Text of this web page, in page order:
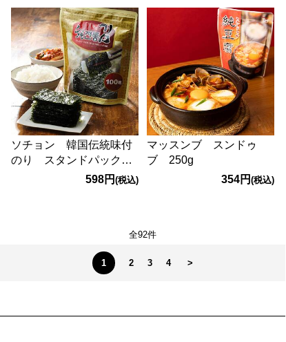
ソチョン 韓国伝統味付
のり スタンドパック
598円(税込)
マッスンブ スンドゥ
ブ 250g
354円 (税込)
全92件
1 2 3 4 >